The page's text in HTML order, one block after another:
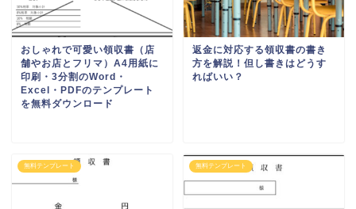
おしゃれで可愛い領収書（店
舗やお店とフリマ）A4用紙に
印刷・3分割のWord・
Excel・PDFのテンプレート
を無料ダウンロード
返金に対応する領収書の書き
方を解説！但し書きはどうす
ればいい？
無料テンプレート 無料テンプレート